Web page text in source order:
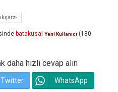
batakusai Yeni Kullanıcı (180
daha hızlı cevap alın
Twitter WhatsApp